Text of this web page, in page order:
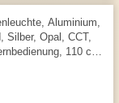
Aluminium,
Silber, Opal, CCT,
110 cm